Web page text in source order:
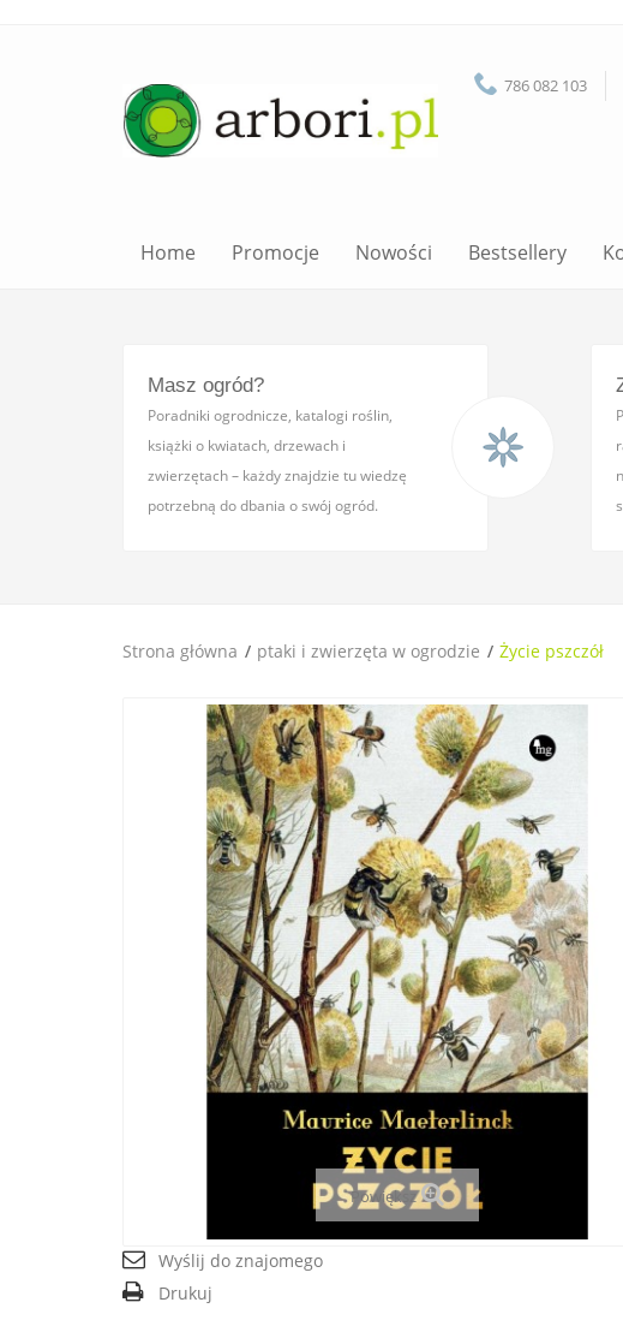
786 082 103
Home Promocje Nowości Bestsellery
Masz ogród?
Poradniki ogrodnicze, katalogi roślin,
książki o kwiatach, drzewach i
zwierzętach – każdy znajdzie tu wiedzę
potrzebną do dbania o swój ogród.
Strona główna ptaki i zwierzęta w ogrodzie Życie pszczół
Powiększ
Wyślij do znajomego
Drukuj